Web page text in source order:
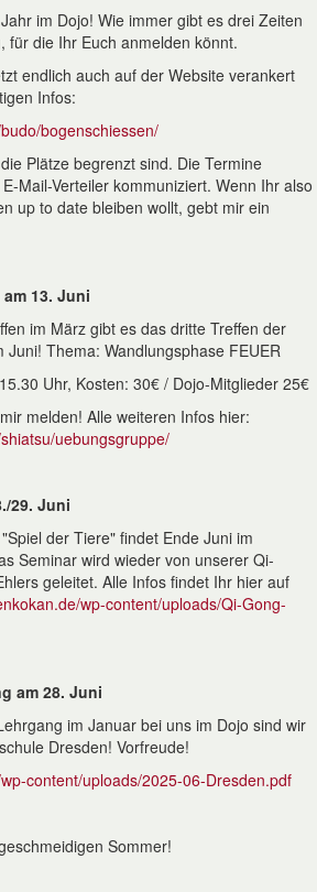
im Dojo! Wie immer gibt es drei Zeiten
für die Ihr Euch anmelden könnt.
endlich auch auf der Website verankert
Infos:
bogenschiessen/
Plätze begrenzt sind. Die Termine
Mail-Verteiler kommuniziert. Wenn Ihr also
up to date bleiben wollt, gebt mir ein
13. Juni
im März gibt es das dritte Treffen der
Juni! Thema: Wandlungsphase FEUER
Uhr, Kosten: 30€ / Dojo-Mitglieder 25€
melden! Alle weiteren Infos hier:
uebungsgruppe/
29. Juni
der Tiere" findet Ende Juni im
Seminar wird wieder von unserer Qi-
geleitet. Alle Infos findet Ihr hier auf
wp-content/uploads/Qi-Gong-
am 28. Juni
im Januar bei uns im Dojo sind wir
Dresden! Vorfreude!
content/uploads/2025-06-Dresden.pdf
Sommer!